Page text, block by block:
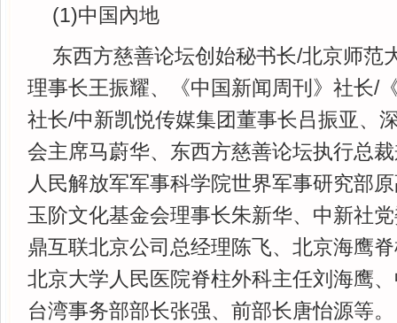
(1)中国內地
东西方慈善论坛创始秘书长/北京师范
理事长王振耀、《中国新闻周刊》社长/
社长/中新凯悦传媒集团董事长吕振亚、
会主席马蔚华、东西方慈善论坛执行总
人民解放军军事科学院世界军事研究部
玉阶文化基金会理事长朱新华、中新社
鼎互联北京公司总经理陈飞、北京海鹰
北京大学人民医院脊柱外科主任刘海鹰
台湾事务部部长张强、前部长唐怡源等。